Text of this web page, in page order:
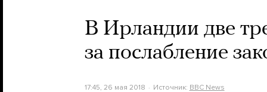
В Ирландии две
за послабление
17:45, 26 мая 2018 Источник: BBC News